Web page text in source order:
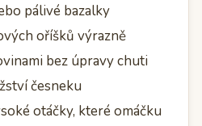
pálivé bazalky
oříšků výrazně
bez úpravy chuti
česneku
otáčky, které omáčku